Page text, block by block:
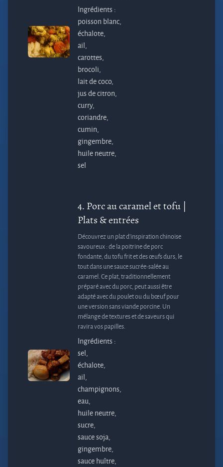
Ingrédients :
poisson blanc,
échalote,
ail,
carottes,
brocoli,
lait de coco,
jus de citron,
curry,
coriandre,
cumin,
gingembre,
huile neutre,
sel
4. Porc au caramel et tofu
Plats & entrées
Découvrez un plat d’inspiration chinoise
savoureux : de la poitrine de porc
fondante, du tofu frit et des œufs durs, le
tout dans une sauce sucrée-salée au
caramel. Ce plat, traditionnellement
préparé avec du porc, peut aussi être
adapté avec du poulet ou du bœuf pour
une version sans viande porcine. Un
mélange de textures et de saveurs qui
ravira vos papilles.
Ingrédients :
sel,
échalote,
ail,
champignons,
eau,
huile neutre,
sucre,
sauce soja,
gingembre,
sauce huître,